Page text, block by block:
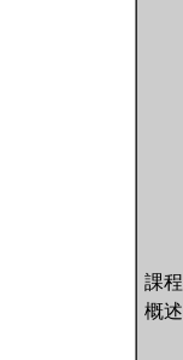
課程
概述